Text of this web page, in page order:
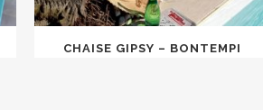
CHAISE GIPSY – BONTEMPI